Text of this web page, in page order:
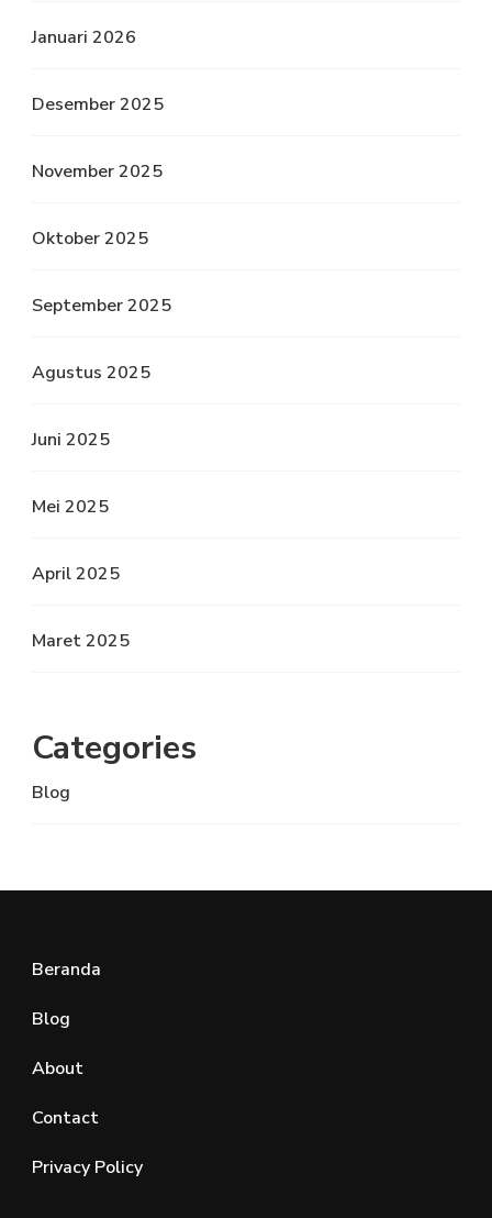
Januari 2026
Desember 2025
November 2025
Oktober 2025
September 2025
Agustus 2025
Juni 2025
Mei 2025
April 2025
Maret 2025
Categories
Blog
Beranda
Blog
About
Contact
Privacy Policy